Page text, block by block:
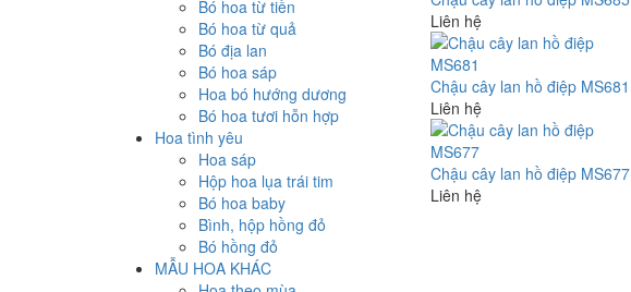
Liên hệ
Chậu cây lan hồ điệp MS681
Liên hệ
Chậu cây lan hồ điệp MS677
Liên hệ
Bó hoa từ tiền
Bó hoa từ quả
Bó địa lan
Bó hoa sáp
Hoa bó hướng dương
Bó hoa tươi hỗn hợp
Hoa tình yêu
Hoa sáp
Hộp hoa lụa trái tim
Bó hoa baby
Bình, hộp hồng đỏ
Bó hồng đỏ
MẪU HOA KHÁC